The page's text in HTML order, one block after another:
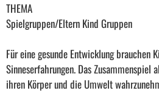
THEMA
Spielgruppen/Eltern Kind Gruppen
Für eine gesunde Entwicklung brauchen
Sinneserfahrungen. Das
ihren Körper und die Umwelt